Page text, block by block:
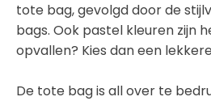
tote bag, gevolgd door de
bags. Ook pastel kleuren zijn
opvallen? Kies dan een
De tote bag is all over te